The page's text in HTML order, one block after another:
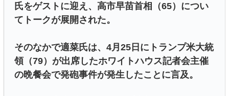
氏をゲストに迎え、高市早苗首相（65）につい
てトークが展開された。
そのなかで適菜氏は、4月25日にトランプ米大統
領（79）が出席したホワイトハウス記者会主催
の晩餐会で発砲事件が発生したことに言及。